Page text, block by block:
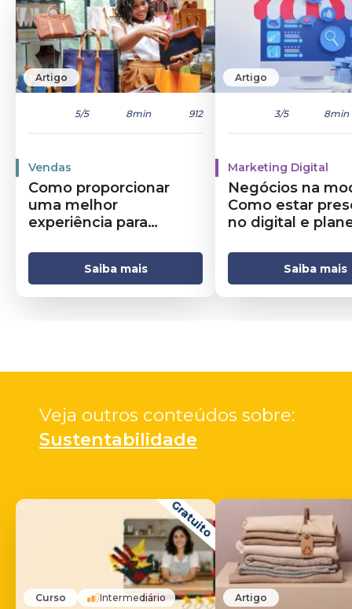
Artigo
5/5 8min 912
Vendas
Como proporcionar
uma melhor
experiência para
Saiba mais
Artigo
3/5 8min
Marketing Digital
Negócios na
Como estar
no digital e
Saiba mais
Sustentabilidade
Gratuito
Curso Intermediário Artigo